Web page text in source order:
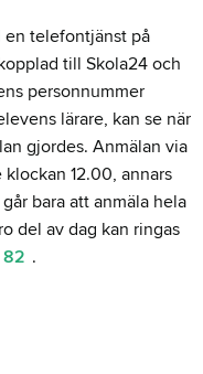
en telefontjänst på
till Skola24 och
personnummer
lärare, kan se när
gjordes. Anmälan via
12.00, annars
bara att anmäla hela
del av dag kan ringas
.